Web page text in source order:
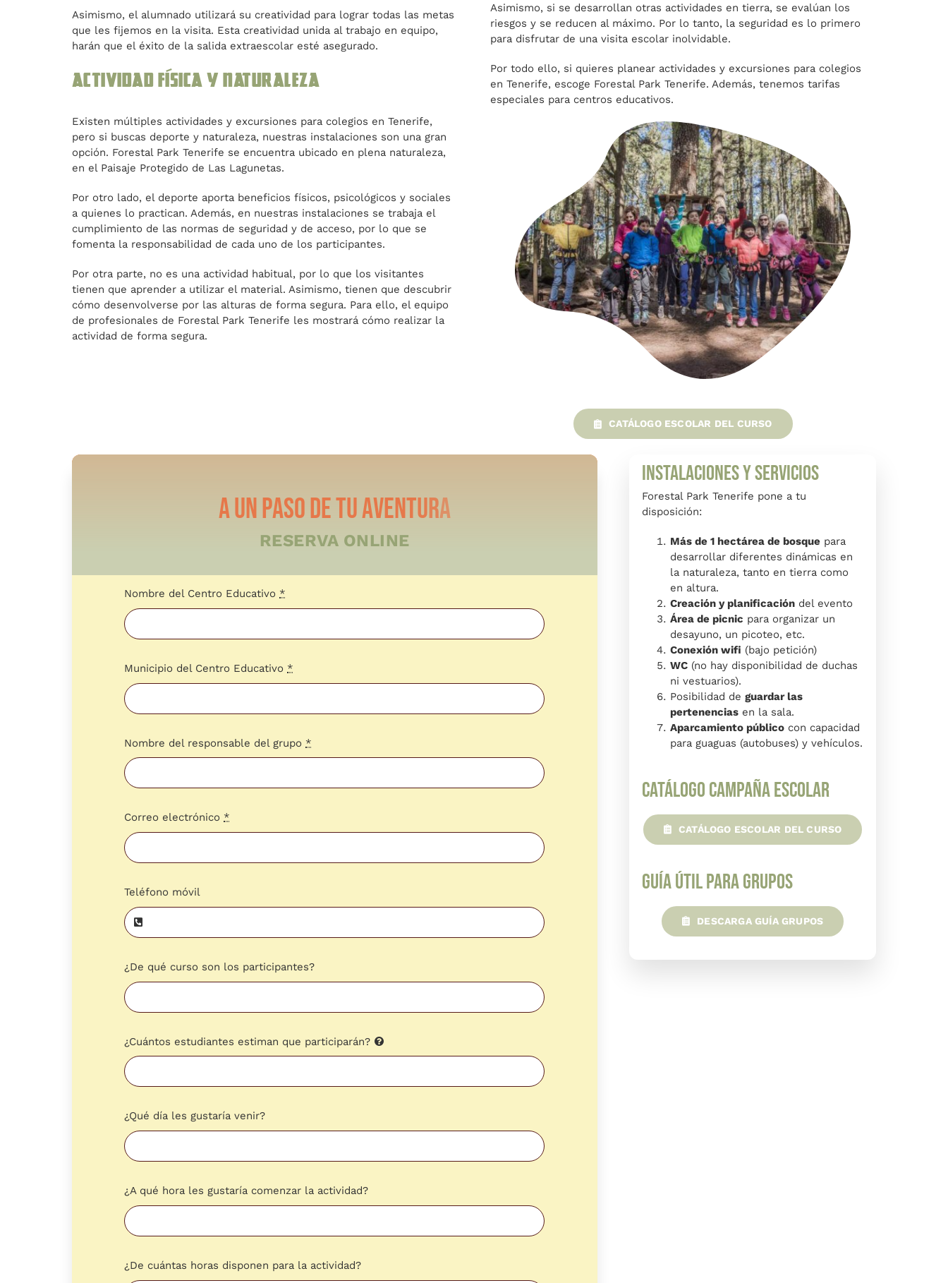
Asimismo, el alumnado utilizará su creatividad para lograr todas las metas
que les fijemos en la visita. Esta creatividad unida al trabajo en equipo,
harán que el éxito de la salida extraescolar esté asegurado.
Actividad física y naturaleza
Existen múltiples actividades y excursiones para colegios en Tenerife,
pero si buscas deporte y naturaleza, nuestras instalaciones son una gran
opción. Forestal Park Tenerife se encuentra ubicado en plena naturaleza,
en el Paisaje Protegido de Las Lagunetas.
Por otro lado, el deporte aporta beneficios físicos, psicológicos y sociales
a quienes lo practican. Además, en nuestras instalaciones se trabaja el
cumplimiento de las normas de seguridad y de acceso, por lo que se
fomenta la responsabilidad de cada uno de los participantes.
Por otra parte, no es una actividad habitual, por lo que los visitantes
tienen que aprender a utilizar el material. Asimismo, tienen que descubrir
cómo desenvolverse por las alturas de forma segura. Para ello, el equipo
de profesionales de Forestal Park Tenerife les mostrará cómo realizar la
actividad de forma segura.
Asimismo, si se desarrollan otras actividades en tierra, se evalúan los
riesgos y se reducen al máximo. Por lo tanto, la seguridad es lo primero
para disfrutar de una visita escolar inolvidable.
Por todo ello, si quieres planear actividades y excursiones para colegios
en Tenerife, escoge Forestal Park Tenerife. Además, tenemos tarifas
especiales para centros educativos.
CATÁLOGO ESCOLAR DEL CURSO
RESERVA ONLINE
Nombre del Centro Educativo *
Municipio del Centro Educativo *
Nombre del responsable del grupo *
Correo electrónico *
Teléfono móvil
¿De qué curso son los participantes?
¿Cuántos estudiantes estiman que participarán?
¿Qué día les gustaría venir?
¿A qué hora les gustaría comenzar la actividad?
¿De cuántas horas disponen para la actividad?
Instalaciones y Servicios
Forestal Park Tenerife pone a tu
disposición:
Más de 1 hectárea de bosque para
desarrollar diferentes dinámicas en
la naturaleza, tanto en tierra como
en altura.
Creación y planificación del evento
Área de picnic para organizar un
desayuno, un picoteo, etc.
Conexión wifi (bajo petición)
WC (no hay disponibilidad de duchas
ni vestuarios).
Posibilidad deguardar las
pertenencias en la sala.
Aparcamiento público con capacidad
para guaguas (autobuses) y vehículos.
Catálogo Campaña Escolar
CATÁLOGO ESCOLAR DEL CURSO
Guía Útil para Grupos
DESCARGA GUÍA GRUPOS